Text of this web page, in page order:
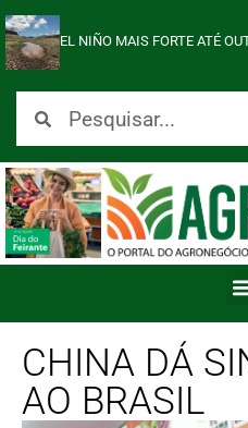
EL NIÑO MAIS FORTE ATÉ
CHINA DÁ
AO BRASIL